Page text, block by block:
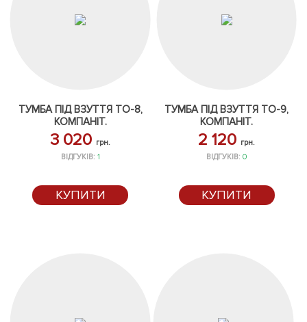
ТУМБА ПІД ВЗУТТЯ ТО-8,
КОМПАНІТ.
3 020 грн.
ВІДГУКІВ: 1
КУПИТИ
ТУМБА ПІД ВЗУТТЯ ТО-9,
КОМПАНІТ.
2 120 грн.
ВІДГУКІВ:0
КУПИТИ